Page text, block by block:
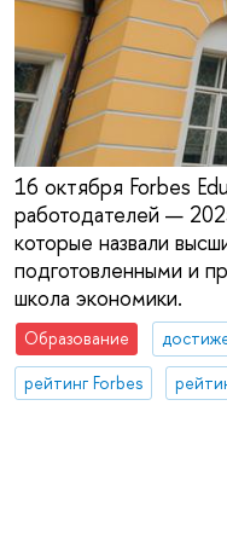
16 октября Forbes
работодателей —
которые назвали
подготовленными и
школа экономики.
Образование
рейтинг Forbes